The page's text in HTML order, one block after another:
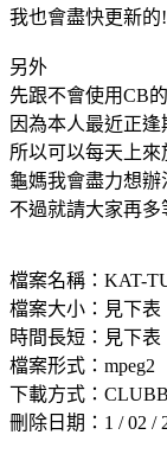
我也會盡快更新的
另外
先跟不會使用CB
因為本人最近正
所以可以每天上
龜媽我會盡力想辦
不過就請大家再多
檔案名稱：KAT-
檔案大小：見下表
時間長短：見下表
檔案形式：mpeg2
下載方式：
刪除日期：1 / 02 /